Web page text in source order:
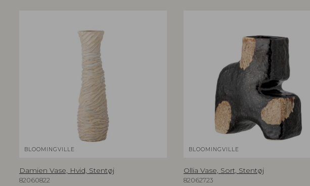
BLOOMINGVILLE
Damien Vase, Hvid, Stentøj
82060822
BLOOMINGVILLE
Ollia Vase, Sort, Stentøj
82062723